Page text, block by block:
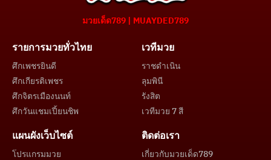
มวยเด็ด789 | MUAYDED789
รายการมวยทั่วไทย
ศึกเพชรยินดี
ศึกเกียรติเพชร
ศึกจิตรเมืองนนท์
ศึกวันแชมเปี้ยนชิพ
เวทีมวย
ราชดำเนิน
ลุมพินี
รังสิต
เวทีมวย 7 สี
แผนผังเว็บไซต์
โปรแกรมมวย
ติดต่อเรา
เกี่ยวกับมวยเด็ด789